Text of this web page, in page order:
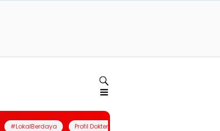
#LokalBerdaya Profil Dokter